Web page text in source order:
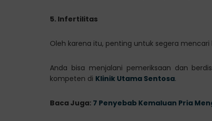
5. Infertilitas
Oleh karena itu, penting untuk segera
Anda bisa menjalani pemeriksaan dan
kompeten di Klinik Utama Sentosa.
Baca Juga: 7 Penyebab Kemaluan Pria